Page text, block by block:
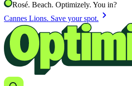
Rosé. Beach. Optimizely. You in?
Cannes Lions. Save your spot. chevron_right